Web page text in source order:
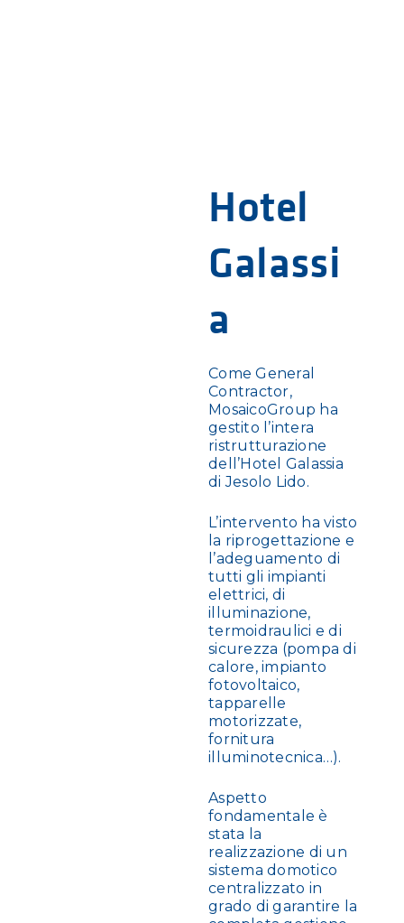
Hotel
Galassi
a
Come General
Contractor,
MosaicoGroup ha
gestito l’intera
ristrutturazione
dell’Hotel Galassia
di Jesolo Lido.
L’intervento ha visto
la riprogettazione e
l’adeguamento di
tutti gli impianti
elettrici, di
illuminazione,
termoidraulici e di
sicurezza (pompa di
calore, impianto
fotovoltaico,
tapparelle
motorizzate,
fornitura
illuminotecnica…).
Aspetto
fondamentale è
stata la
realizzazione di un
sistema domotico
centralizzato in
grado di garantire la